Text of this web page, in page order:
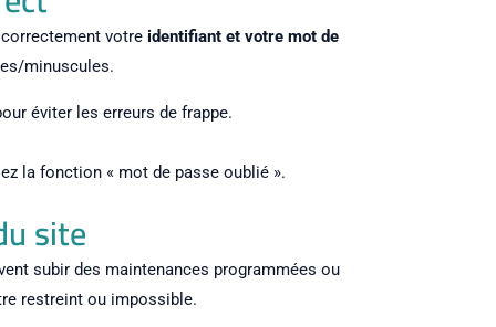
votre identifiant et votre mot de
minuscules.
éviter les erreurs de frappe.
la fonction « mot de passe oublié ».
site
subir des maintenances programmées ou
restreint ou impossible.